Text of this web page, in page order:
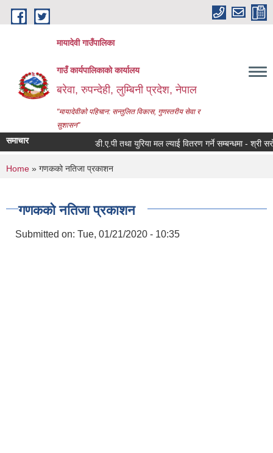
Skip to main content
मायादेवी गाउँपालिका
गाउँ कार्यपालिकाको कार्यालय
बरेवा, रुपन्देही, लुम्बिनी प्रदेश, नेपाल
"मायादेवीको पहिचान: सन्तुलित विकास, गुणस्तरीय सेवा र
सुशासन"
समाचार डी.ए.पी तथा युरिया मल ल्याई वितरण गर्ने सम्बन्धमा - श्री
You are here
Home » गणकको नतिजा प्रकाशन
गणकको नतिजा प्रकाशन
Submitted on: Tue, 01/21/2020 - 10:35